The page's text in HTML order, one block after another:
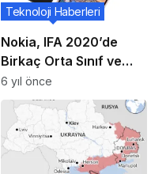
Nokia, IFA 2020’de
Birkaç Orta Sınıf ve
Giriş Seviyesi Modeli
Piyasaya Sunacak
Teknoloji Haberleri
6 yıl önce